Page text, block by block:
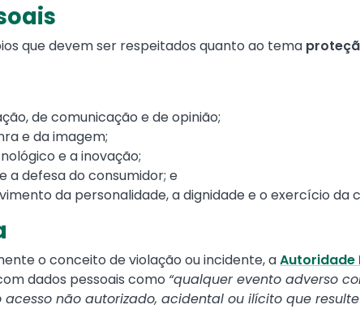
que devem ser respeitados quanto ao tema
de comunicação e de opinião;
e da imagem;
e a inovação;
a defesa do consumidor; e
da personalidade, a dignidade e o exercício da
o conceito de violação ou incidente, aAutoridade
dados pessoais como “qualquer evento adverso
não autorizado, acidental ou ilícito que